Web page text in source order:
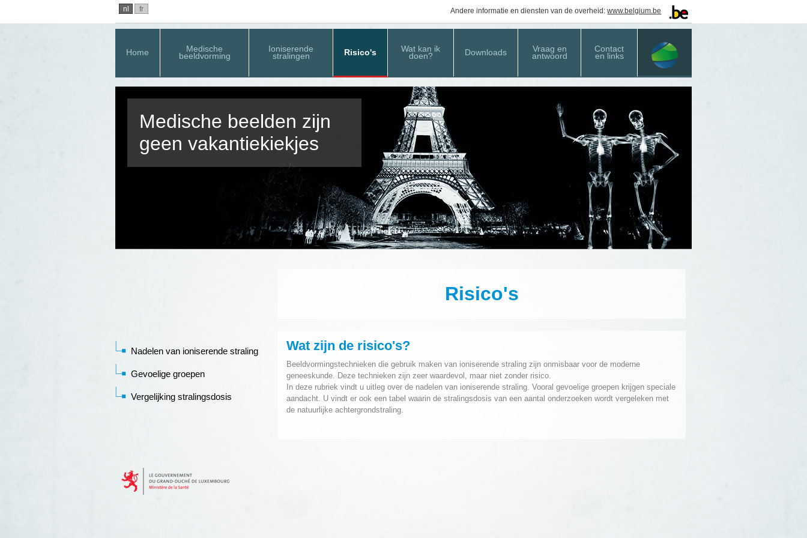
nl fr Andere informatie en diensten van de overheid:www.belgium.be
Home Medische
beeldvorming
Ioniserende
stralingen Risico's Wat kan ik
doen? Downloads Vraag en
antwoord
Contact
en links
Medische beelden zijn
geen vakantiekiekjes
Nadelen van ioniserende straling
Gevoelige groepen
Vergelijking stralingsdosis
Risico's
Wat zijn de risico's?
Beeldvormingstechnieken die gebruik maken van ioniserende straling zijn onmisbaar voor de moderne
geneeskunde. Deze technieken zijn zeer waardevol, maar niet zonder risico.
In deze rubriek vindt u uitleg over de nadelen van ioniserende straling. Vooral gevoelige groepen krijgen speciale
aandacht. U vindt er ook een tabel waarin de stralingsdosis van een aantal onderzoeken wordt vergeleken met
de natuurlijke achtergrondstraling.